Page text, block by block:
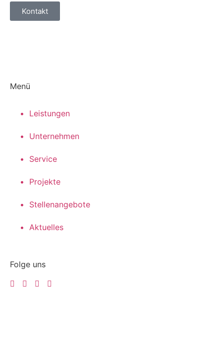
Kontakt
Menü
•‏‏‎ ‎‏‏‎ ‎Leis­tun­gen
•‏‏‎ ‎ Unternehmen
•‏‏‎ ‎ Service
• ‏‏‎ ‎Pro­jek­te
• ‏‏‎ ‎Stel­len­an­ge­bo­te
•‏‏‎ ‎ Aktuelles
Folge uns